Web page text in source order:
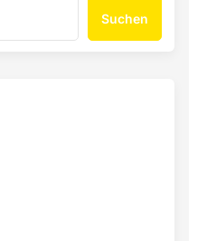
Suchen